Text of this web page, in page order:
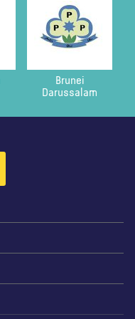
Brunei
Darussalam